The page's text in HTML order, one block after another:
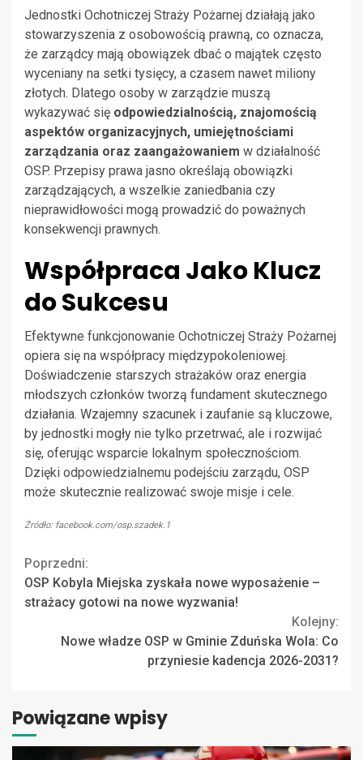
Jednostki Ochotniczej Straży Pożarnej działają jako
stowarzyszenia z osobowością prawną, co oznacza,
że zarządcy mają obowiązek dbać o majątek często
wyceniany na setki tysięcy, a czasem nawet miliony
złotych. Dlatego osoby w zarządzie muszą
wykazywać się odpowiedzialnością, znajomością
aspektów organizacyjnych, umiejętnościami
zarządzania oraz zaangażowaniem w działalność
OSP. Przepisy prawa jasno określają obowiązki
zarządzających, a wszelkie zaniedbania czy
nieprawidłowości mogą prowadzić do poważnych
konsekwencji prawnych.
Współpraca Jako Klucz
do Sukcesu
Efektywne funkcjonowanie Ochotniczej Straży Pożarnej
opiera się na współpracy międzypokoleniowej.
Doświadczenie starszych strażaków oraz energia
młodszych członków tworzą fundament skutecznego
działania. Wzajemny szacunek i zaufanie są kluczowe,
by jednostki mogły nie tylko przetrwać, ale i rozwijać
się, oferując wsparcie lokalnym społecznościom.
Dzięki odpowiedzialnemu podejściu zarządu, OSP
może skutecznie realizować swoje misje i cele.
Źródło: facebook.com/osp.szadek.1
Continue
Reading
Poprzedni:
OSP Kobyla Miejska zyskała nowe wyposażenie –
strażacy gotowi na nowe wyzwania!
Kolejny:
Nowe władze OSP w Gminie Zduńska Wola: Co
przyniesie kadencja 2026-2031?
Powiązane wpisy